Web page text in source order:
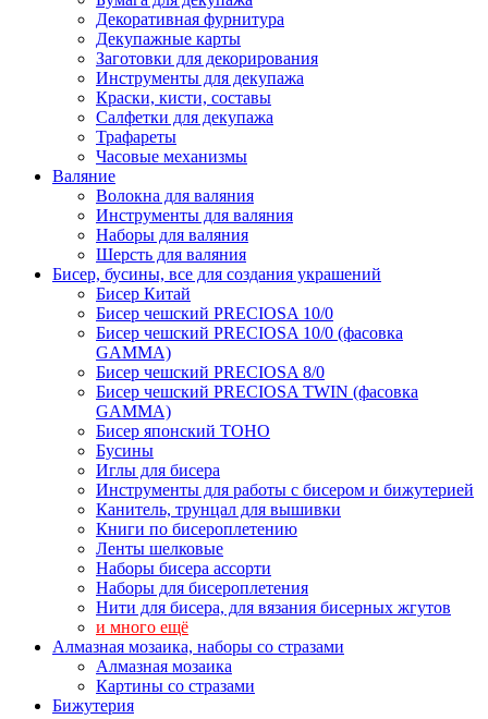
Декоративная фурнитура
Декупажные карты
Заготовки для декорирования
Инструменты для декупажа
Краски, кисти, составы
Салфетки для декупажа
Трафареты
Часовые механизмы
Валяние
Волокна для валяния
Инструменты для валяния
Наборы для валяния
Шерсть для валяния
Бисер, бусины, все для создания украшений
Бисер Китай
Бисер чешский PRECIOSA 10/0
Бисер чешский PRECIOSA 10/0 (фасовка
GAMMA)
Бисер чешский PRECIOSA 8/0
Бисер чешский PRECIOSA TWIN (фасовка
GAMMA)
Бисер японский TOHO
Бусины
Иглы для бисера
Инструменты для работы с бисером и бижутерией
Канитель, трунцал для вышивки
Книги по бисероплетению
Ленты шелковые
Наборы бисера ассорти
Наборы для бисероплетения
Нити для бисера, для вязания бисерных жгутов
и много ещё
Алмазная мозаика, наборы со стразами
Алмазная мозаика
Картины co стразами
Бижутерия